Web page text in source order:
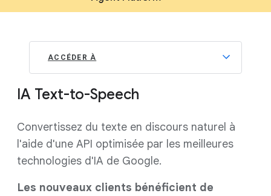
ACCÉDER À
IA Text-to-Speech
Convertissez du texte en discours naturel à
l'aide d'une API optimisée par les meilleures
technologies d'IA de Google.
Les nouveaux clients bénéficient de